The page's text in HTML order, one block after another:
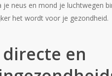
neus en mond je luchtwegen
het wordt voor je gezondheid.
en